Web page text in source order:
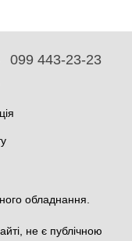
099 443-23-23
обладнання.
не є публічною